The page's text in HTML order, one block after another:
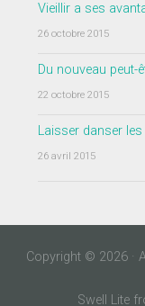
Vieillir a ses
26 octobre 2015
Du nouveau peut-
22 octobre 2015
Laisser danser les
26 avril 2015
Copyright © 2026 ·
Swell Lite